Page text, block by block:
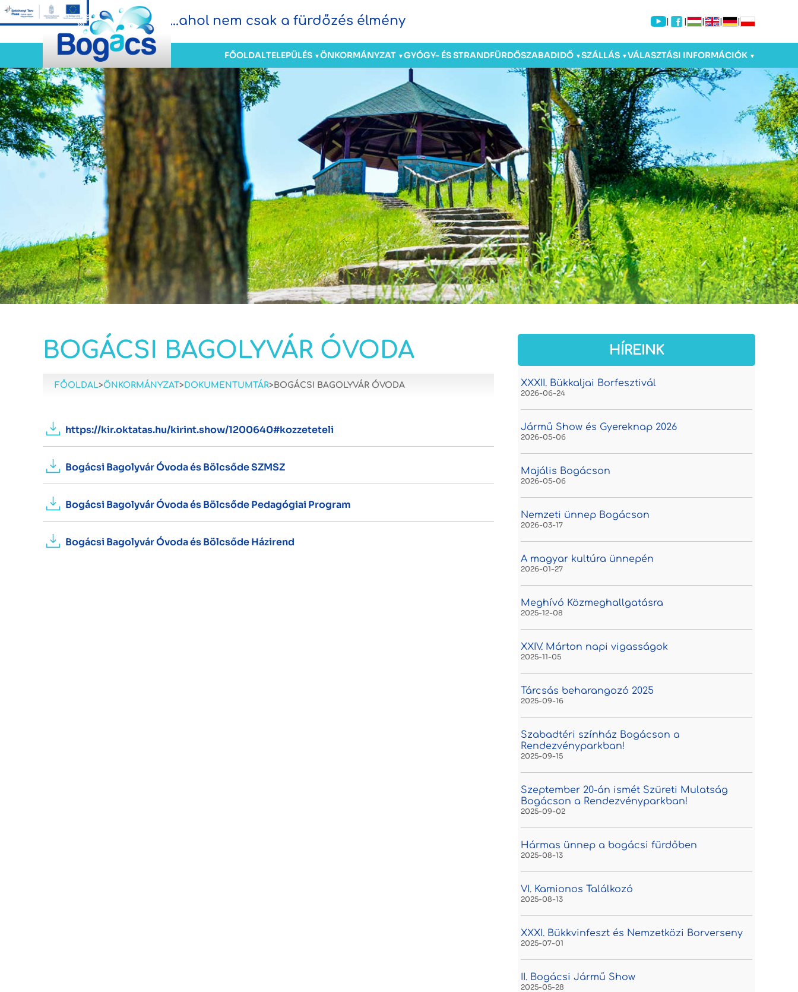
...ahol nem csak a fürdőzés élmény | | | | |
FŐOLDALTELEPÜLÉS ▼ÖNKORMÁNYZAT ▼GYÓGY- ÉS STRANDFÜRDŐSZABADIDŐ ▼SZÁLLÁS ▼VÁLASZTÁSI INFORMÁCIÓK ▼
BOGÁCSI BAGOLYVÁR ÓVODA
FŐOLDAL>ÖNKORMÁNYZAT>DOKUMENTUMTÁR> BOGÁCSI BAGOLYVÁR ÓVODA
https://kir.oktatas.hu/kirint.show/1200640#kozzeteteli
Bogácsi Bagolyvár Óvoda és Bölcsőde SZMSZ
Bogácsi Bagolyvár Óvoda és Bölcsőde Pedagógiai Program
Bogácsi Bagolyvár Óvoda és Bölcsőde Házirend
HÍREINK
XXXII. Bükkaljai Borfesztivál
2026-06-24
Jármű Show és Gyereknap 2026
2026-05-06
Majális Bogácson
2026-05-06
Nemzeti ünnep Bogácson
2026-03-17
A magyar kultúra ünnepén
2026-01-27
Meghívó Közmeghallgatásra
2025-12-08
XXIV. Márton napi vigasságok
2025-11-05
Tárcsás beharangozó 2025
2025-09-16
Szabadtéri színház Bogácson a
Rendezvényparkban!
2025-09-15
Szeptember 20-án ismét Szüreti Mulatság
Bogácson a Rendezvényparkban!
2025-09-02
Hármas ünnep a bogácsi fürdőben
2025-08-13
VI. Kamionos Találkozó
2025-08-13
XXXI. Bükkvinfeszt és Nemzetközi Borverseny
2025-07-01
II. Bogácsi Jármű Show
2025-05-28